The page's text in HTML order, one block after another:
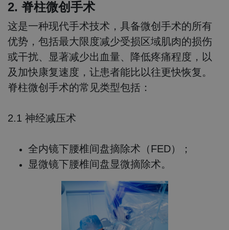
2. 脊柱微创手术
这是一种现代手术技术，具备微创手术的所有
优势，包括最大限度减少受损区域肌肉的损伤
或干扰、显著减少出血量、降低疼痛程度，以
及加快康复速度，让患者能比以往更快恢复。
脊柱微创手术的常见类型包括：
2.1 神经减压术
全内镜下腰椎间盘摘除术（FED）；
显微镜下腰椎间盘显微摘除术。